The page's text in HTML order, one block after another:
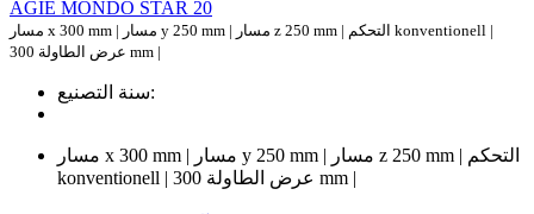
AGIE MONDO STAR 20
مسار x 300 mm | مسار y 250 mm | مسار z 250 mm | التحكم konventionell |
عرض الطاولة 300 mm |
سنة التصنيع:
مسار x 300 mm | مسار y 250 mm | مسار z 250 mm | التحكم
konventionell | عرض الطاولة 300 mm |